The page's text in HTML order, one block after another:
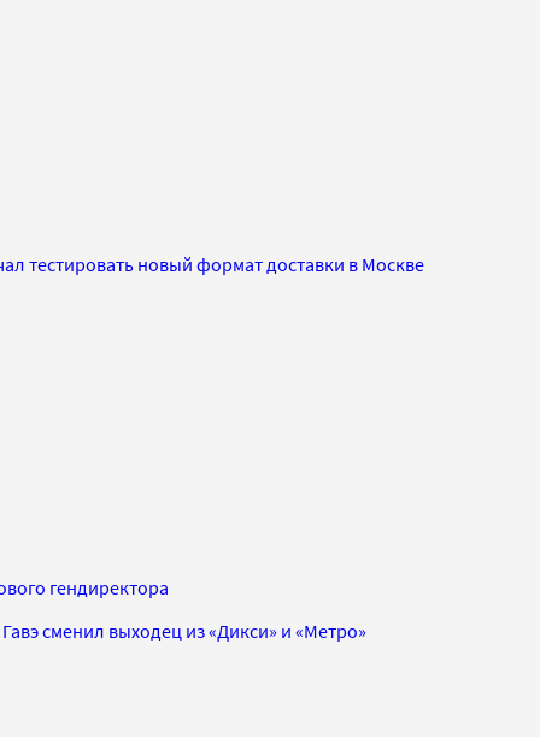
тестировать новый формат доставки в Москве
гендиректора
сменил выходец из «Дикси» и «Метро»